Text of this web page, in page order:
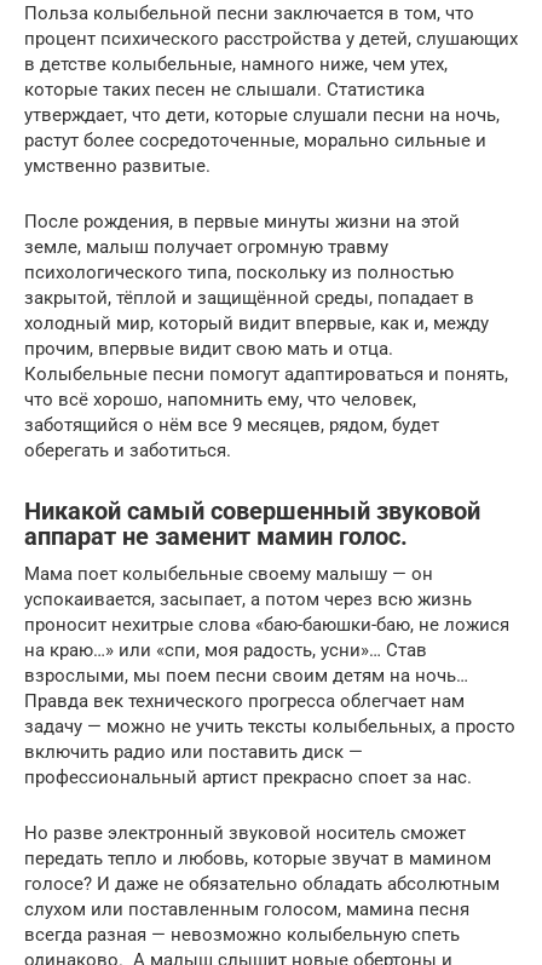
Польза колыбельной песни заключается в том, что
процент психического расстройства у детей, слушающих
в детстве колыбельные, намного ниже, чем утех,
которые таких песен не слышали. Статистика
утверждает, что дети, которые слушали песни на ночь,
растут более сосредоточенные, морально сильные и
умственно развитые.
После рождения, в первые минуты жизни на этой
земле, малыш получает огромную травму
психологического типа, поскольку из полностью
закрытой, тёплой и защищённой среды, попадает в
холодный мир, который видит впервые, как и, между
прочим, впервые видит свою мать и отца.
Колыбельные песни помогут адаптироваться и понять,
что всё хорошо, напомнить ему, что человек,
заботящийся о нём все 9 месяцев, рядом, будет
оберегать и заботиться.
Никакой самый совершенный звуковой
аппарат не заменит мамин голос.
Мама поет колыбельные своему малышу — он
успокаивается, засыпает, а потом через всю жизнь
проносит нехитрые слова «баю-баюшки-баю, не ложися
на краю…» или «спи, моя радость, усни»… Став
взрослыми, мы поем песни своим детям на ночь…
Правда век технического прогресса облегчает нам
задачу — можно не учить тексты колыбельных, а просто
включить радио или поставить диск —
профессиональный артист прекрасно споет за нас.
Но разве электронный звуковой носитель сможет
передать тепло и любовь, которые звучат в мамином
голосе? И даже не обязательно обладать абсолютным
слухом или поставленным голосом, мамина песня
всегда разная — невозможно колыбельную спеть
одинаково. А малыш слышит новые обертоны и